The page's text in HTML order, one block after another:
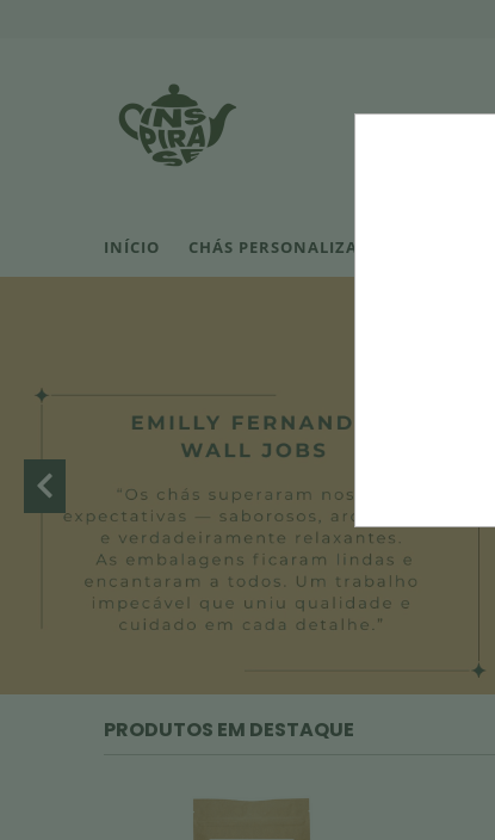
INÍCIO CHÁS PERSONALIZADOS
PRODUTOS EM DESTAQUE